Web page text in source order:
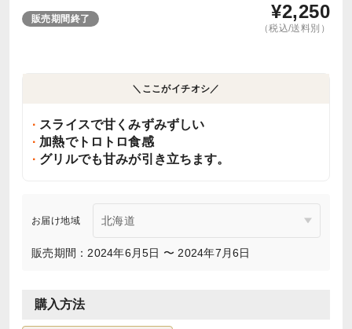
販売期間終了 ¥2,250
（税込/送料別）
＼ここがイチオシ／
スライスで甘くみずみずしい
加熱でトロトロ食感
グリルでも甘みが引き立ちます。
お届け地域
販売期間：2024年6月5日 〜 2024年7月6日
購入方法